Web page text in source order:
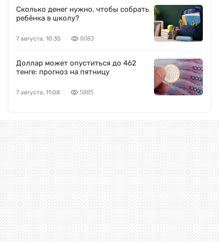
Сколько денег нужно, чтобы собрать
ребёнка в школу?
7 августа, 10:35 6083
Доллар может опуститься до 462
тенге: прогноз на пятницу
7 августа, 11:08 5885